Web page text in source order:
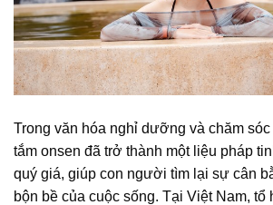
Trong văn hóa nghỉ dưỡng và chăm
tắm onsen đã trở thành một liệu pháp
quý giá, giúp con người tìm lại sự cân
bộn bề của cuộc sống. Tại Việt Nam,